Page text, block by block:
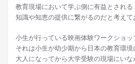
教育現場において学ぶ側に有益とされる
知識や知恵の提供に繋がるのだと考えて
小生が行っている映画体験ワークショッ
それは小生が幼少期から日本の教育環境
大人になってから大学受験の現場にい